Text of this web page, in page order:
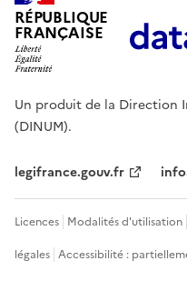
RÉPUBLIQUE
FRANÇAISE
Un produit de la Direction
(DINUM).
legifrance.gouv.fr
Licences Modalités d'utilisation
légales Accessibilité :